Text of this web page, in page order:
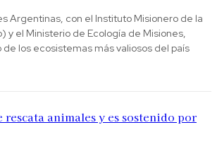
Argentinas, con el Instituto Misionero de la
y el Ministerio de Ecología de Misiones,
los ecosistemas más valiosos del país
rescata animales y es sostenido por